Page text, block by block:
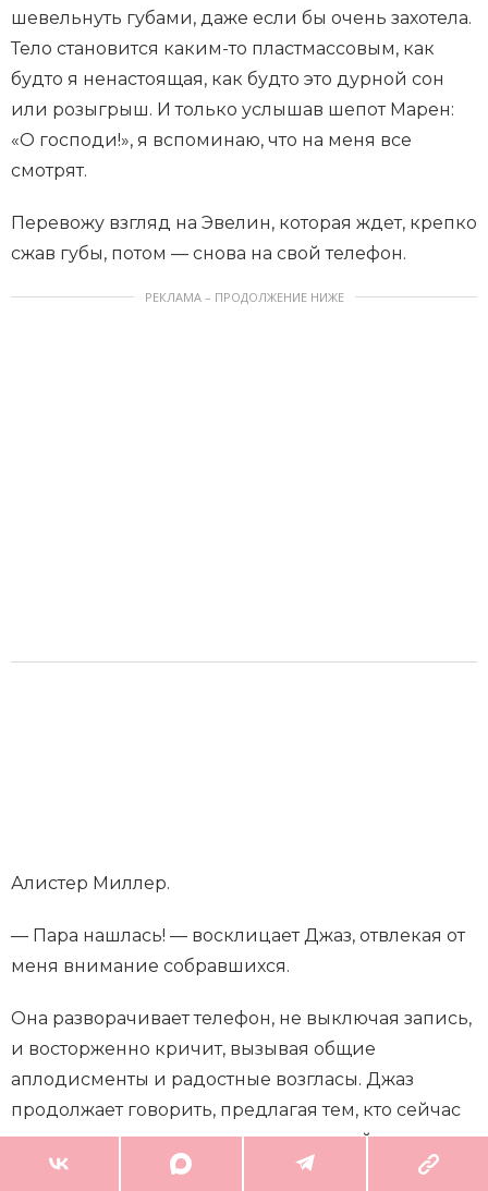
шевельнуть губами, даже если бы очень захотела.
Тело становится каким-то пластмассовым, как
будто я ненастоящая, как будто это дурной сон
или розыгрыш. И только услышав шепот Марен:
«О господи!», я вспоминаю, что на меня все
смотрят.
Перевожу взгляд на Эвелин, которая ждет, крепко
сжав губы, потом — снова на свой телефон.
РЕКЛАМА – ПРОДОЛЖЕНИЕ НИЖЕ
Алистер Миллер.
— Пара нашлась! — восклицает Джаз, отвлекая от
меня внимание собравшихся.
Она разворачивает телефон, не выключая запись,
и восторженно кричит, вызывая общие
аплодисменты и радостные возгласы. Джаз
продолжает говорить, предлагая тем, кто сейчас
смотрит прямую трансляцию, тоже найти свою
пару и рассказать об этом в соцсетях с тегом